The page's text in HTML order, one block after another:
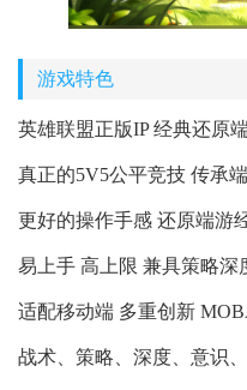
游戏特色
英雄联盟正版IP 经典还原
真正的5V5公平竞技 传承
更好的操作手感 还原端游
易上手 高上限 兼具策略深
适配移动端 多重创新
战术、策略、深度、意识